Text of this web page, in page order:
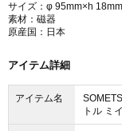
サイズ：φ 95mm×h 18mm
素材：磁器
原産国：日本
アイテム詳細
アイテム名
トル ミ